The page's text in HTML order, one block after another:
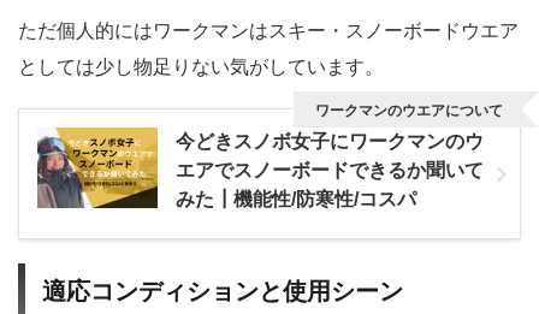
ただ個人的にはワークマンはスキー・スノーボードウエア
としては少し物足りない気がしています。
今どきスノボ女子にワークマンのウ
エアでスノーボードできるか聞いて
みた┃機能性/防寒性/コスパ
ワークマンのウエアについて
適応コンディションと使用シーン